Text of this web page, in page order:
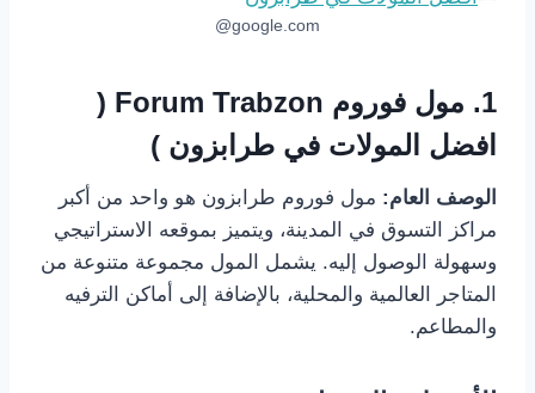
google.com@
1.
مول فوروم Forum Trabzon (
افضل المولات في طرابزون )
الوصف العام: مول فوروم طرابزون هو واحد من أكبر
مراكز التسوق في المدينة، ويتميز بموقعه الاستراتيجي
وسهولة الوصول إليه. يشمل المول مجموعة متنوعة من
المتاجر العالمية والمحلية، بالإضافة إلى أماكن الترفيه
والمطاعم.